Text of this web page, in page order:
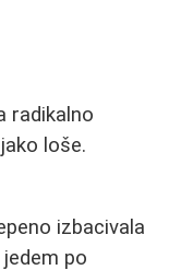
radikalno
loše.
izbacivala
po